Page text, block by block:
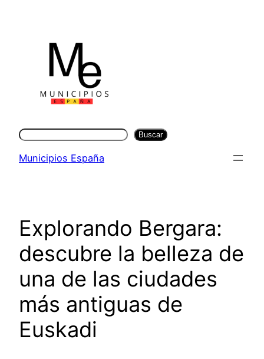
contenido
Buscar Buscar
Municipios España
Explorando Bergara:
descubre la belleza de
una de las ciudades
más antiguas de
Euskadi